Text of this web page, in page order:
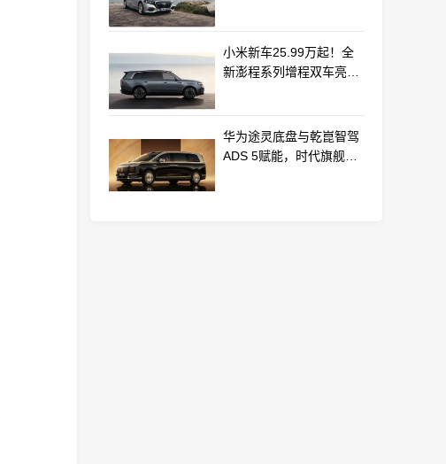
小米新车25.99万起！全
新澎程系列增程双车亮相
华为途灵底盘与乾崑智驾
ADS 5赋能，时代旗舰